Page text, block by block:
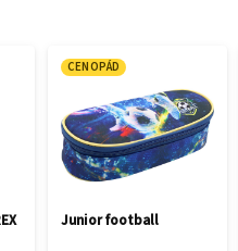
CENOPÁD
Junior football